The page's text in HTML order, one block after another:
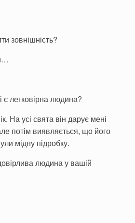
зовнішність?
є легковірна людина?
На усі свята він дарує мені
потім виявляється, що його
мідну підробку.
людина у вашій